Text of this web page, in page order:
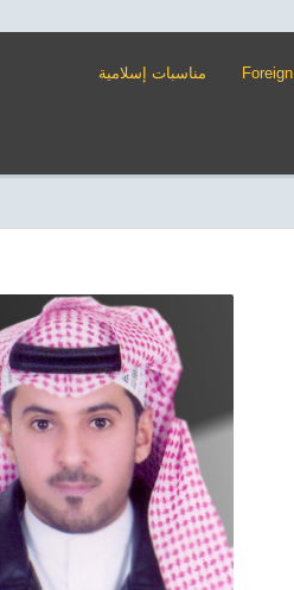
Foreign مناسبات إسلامية